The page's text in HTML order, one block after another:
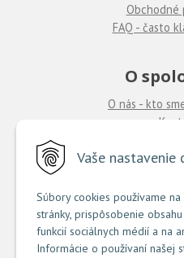
Vaše nastavenie
Súbory cookies používame
stránky, prispôsobenie
funkcií sociálnych médií a na
Informácie o používaní našej
Obchodné
FAQ - často
O
O nás - kto
Predajne
TU nájdete